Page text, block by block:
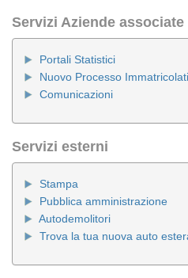
Servizi Aziende associate
Portali Statistici
Nuovo Processo
Comunicazioni
Servizi esterni
Stampa
Pubblica amministrazione
Autodemolitori
Trova la tua nuova auto